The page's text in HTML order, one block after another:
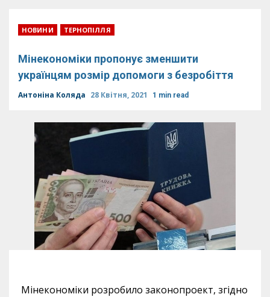
НОВИНИ ТЕРНОПІЛЛЯ
Мінекономіки пропонує зменшити
українцям розмір допомоги з безробіття
Антоніна Коляда 28 Квітня, 2021 1 min read
Мінекономіки розробило законопроект, згідно